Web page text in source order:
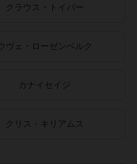
クラウス・トイバー
ウヴェ・ローゼンベルク
カナイセイジ
クリス・キリアムス